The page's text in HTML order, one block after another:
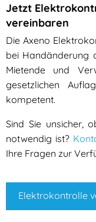
Jetzt
vereinbaren
Die Axeno
bei Handänderung
Mietende und
gesetzlichen
kompetent.
Sind Sie unsicher,
notwendig ist?
Ihre Fragen zur
Elektrokontrolle